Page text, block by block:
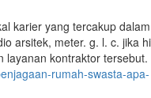
karier yang tercakup dalam
arsitek, meter. g. l. c. jika
layanan kontraktor tersebut.
rumah-swasta-apa-